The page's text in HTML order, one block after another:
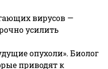
вирусов —
усилить
опухоли». Биолог
приводят к